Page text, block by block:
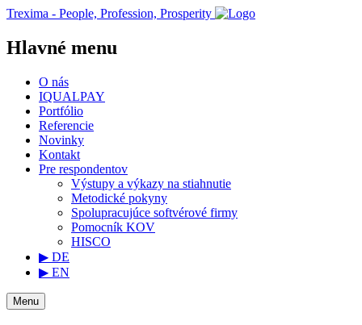
Trexima - People, Profession, Prosperity
Hlavné menu
O nás
IQUALPAY
Portfólio
Referencie
Novinky
Kontakt
Pre respondentov
Výstupy a výkazy na stiahnutie
Metodické pokyny
Spolupracujúce softvérové firmy
Pomocník KOV
HISCO
▶ DE
▶ EN
Menu